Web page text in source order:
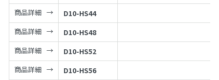
商品詳細
D10-HS44
商品詳細
D10-HS48
商品詳細
D10-HS52
商品詳細
D10-HS56